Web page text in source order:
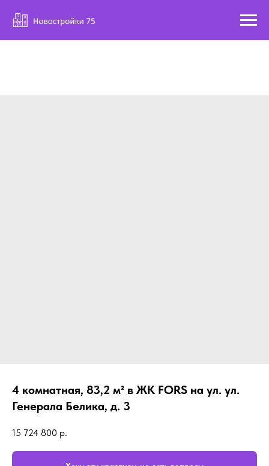
4 комнатная, 83,2 м² в ЖК FORS на ул. ул.
Генерала Белика, д. 3
15 724 800 р.